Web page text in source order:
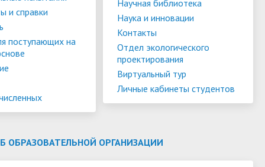
сотрудников и обучающихся по
вопросам коронавирусной
инфекции и организации
дистанционного обучения
Дополнительный прием
и справки
поступающих на
Научная библиотека
Наука и инновации
Контакты
Отдел экологического
проектирования
Виртуальный тур
Личные кабинеты студентов
ОБРАЗОВАТЕЛЬНОЙ ОРГАНИЗАЦИИ